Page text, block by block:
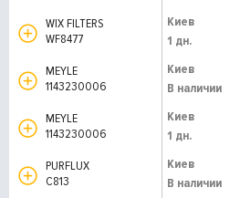
WIX FILTERS
WF8477
Киев
1 дн.
MEYLE
1143230006
Киев
В наличии
MEYLE
1143230006
Киев
1 дн.
PURFLUX
C813
Киев
В наличии